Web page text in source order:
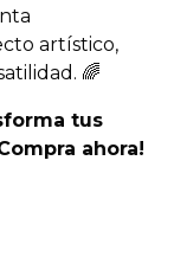
artístico,
🌈
tus
ahora!